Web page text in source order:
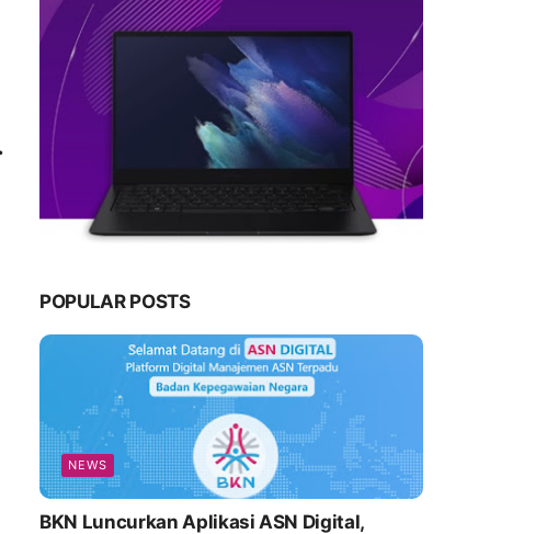
POPULAR POSTS
NEWS
BKN Luncurkan Aplikasi ASN Digital,